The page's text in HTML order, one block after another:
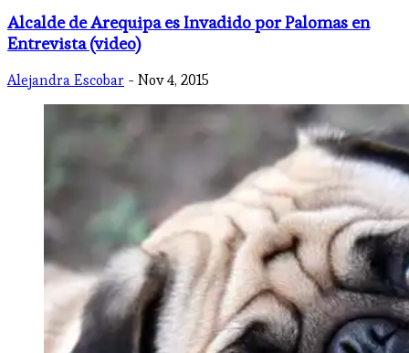
Alcalde de Arequipa es Invadido por Palomas en
Entrevista (video)
Alejandra Escobar - Nov 4, 2015